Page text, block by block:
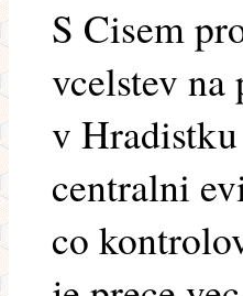
S Cisem
vcelstev
v
centralni
co